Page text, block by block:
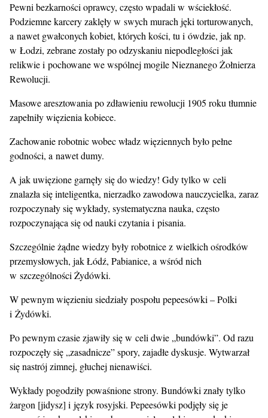
Pewni bezkarności oprawcy, często wpadali w wściekłość.
Podziemne karcery zaklęły w swych murach jęki torturowanych,
a nawet gwałconych kobiet, których kości, tu i ówdzie, jak np.
w Łodzi, zebrane zostały po odzyskaniu niepodległości jak
relikwie i pochowane we wspólnej mogile Nieznanego Żołnierza
Rewolucji.
Masowe aresztowania po zdławieniu rewolucji 1905 roku tłumnie
zapełniły więzienia kobiece.
Zachowanie robotnic wobec władz więziennych było pełne
godności, a nawet dumy.
A jak uwięzione garnęły się do wiedzy! Gdy tylko w celi
znalazła się inteligentka, nierzadko zawodowa nauczycielka, zaraz
rozpoczynały się wykłady, systematyczna nauka, często
rozpoczynająca się od nauki czytania i pisania.
Szczególnie żądne wiedzy były robotnice z wielkich ośrodków
przemysłowych, jak Łódź, Pabianice, a wśród nich
w szczególności Żydówki.
W pewnym więzieniu siedziały pospołu pepeesówki – Polki
i Żydówki.
Po pewnym czasie zjawiły się w celi dwie „bundówki”. Od razu
rozpoczęły się „zasadnicze” spory, zajadłe dyskusje. Wytwarzał
się nastrój zimnej, głuchej nienawiści.
Wykłady pogodziły powaśnione strony. Bundówki znały tylko
żargon [jidysz] i język rosyjski. Pepeesówki podjęły się je